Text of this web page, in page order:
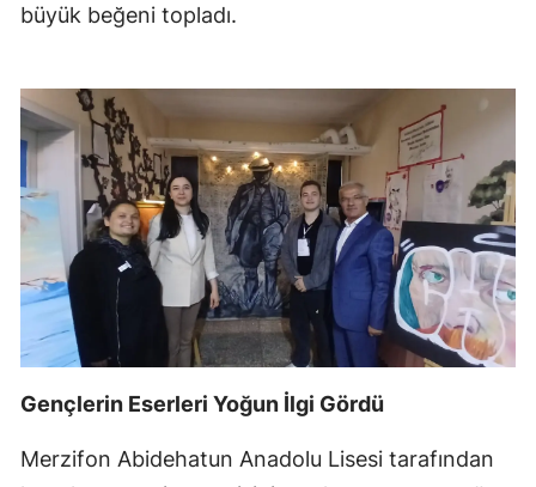
büyük beğeni topladı.
Gençlerin Eserleri Yoğun İlgi Gördü
Merzifon Abidehatun Anadolu Lisesi tarafından